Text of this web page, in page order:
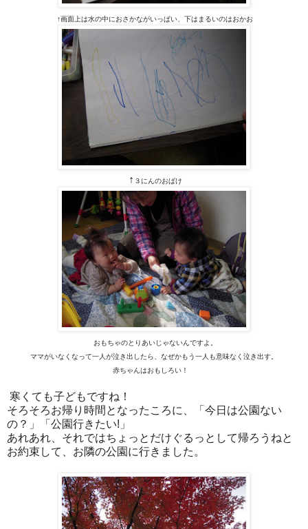
↑画面上は水の中におさかながいっぱい、下はまるいのはおかお
↑ ３にんのおばけ
おもちゃのとりあいじゃないんですよ。
ママがいなくなって一人が泣き出したら、なぜかもう一人も意味なく泣き出す。
赤ちゃんはおもしろい！
寒くても子どもですね！
そろそろお帰り時間となったころに、「今日は公園ない
の？」「公園行きたい!」
あれあれ、それではちょっとだけぐるっとして帰ろうねと
お約束して、お隣の公園に行きました。